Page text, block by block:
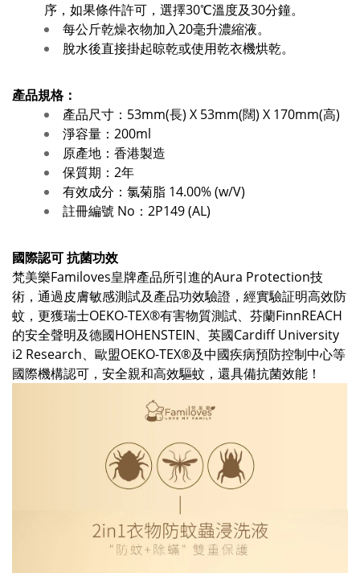
序，如果條件許可，選擇30℃溫度及30分鐘。
每公斤乾燥衣物加入20毫升濃縮液。
脫水後直接掛起晾乾或使用乾衣機烘乾。
產品規格：
產品尺寸：53mm(長) X 53mm(闊) X 170mm(高)
淨容量：200ml
原產地：香港製造
保質期：2年
有效成分：氯菊脂 14.00% (w/V)
註冊編號 No：2P149 (AL)
國際認可 抗菌功效
梵美樂Familoves皇牌產品所引進的Aura Protection技
術，通過皮膚敏感測試及產品功效驗證，經實驗証明高效防
蚊，更獲瑞士OEKO-TEX®有害物質測試、芬蘭FinnREACH
的安全聲明及德國HOHENSTEIN、英國Cardiff University
i2 Research、歐盟OEKO-TEX®及中國疾病預防控制中心等
國際機構認可，安全親和高效驅蚊，還具備抗菌效能！